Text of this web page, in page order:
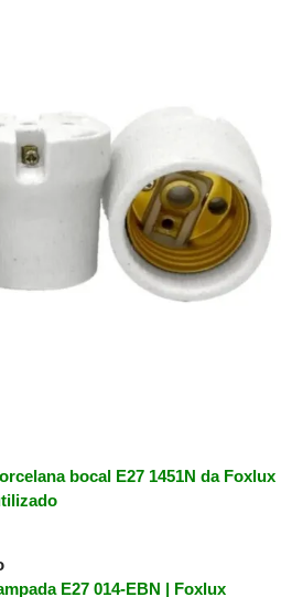
bocal E27 1451N da Foxlux
E27 014-EBN | Foxlux